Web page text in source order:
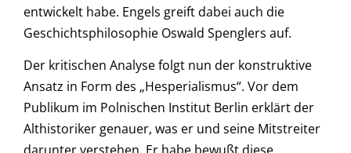
entwickelt habe. Engels greift dabei auch die
Geschichtsphilosophie Oswald Spenglers auf.
Der kritischen Analyse folgt nun der konstruktive
Ansatz in Form des „Hesperialismus“. Vor dem
Publikum im Polnischen Institut Berlin erklärt der
Althistoriker genauer, was er und seine Mitstreiter